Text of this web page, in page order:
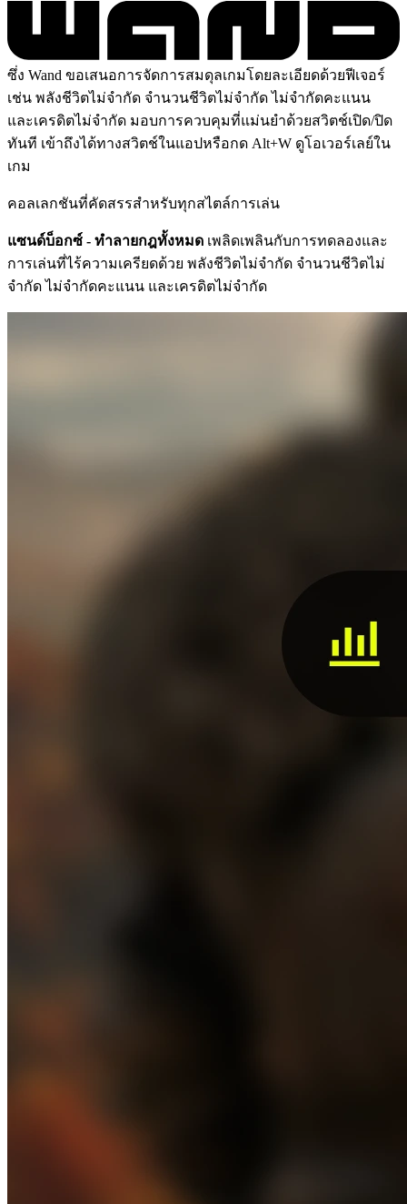
ซึ่ง Wand ขอเสนอการจัดการสมดุลเกมโดยละเอียดด้วยฟีเจอร์
เช่น พลังชีวิตไม่จำกัด จำนวนชีวิตไม่จำกัด ไม่จำกัดคะแนน
และเครดิตไม่จำกัด มอบการควบคุมที่แม่นยำด้วยสวิตช์เปิด/ปิด
ทันที เข้าถึงได้ทางสวิตช์ในแอปหรือกด Alt+W ดูโอเวอร์เลย์ใน
เกม
คอลเลกชันที่คัดสรรสำหรับทุกสไตล์การเล่น
แซนด์บ็อกซ์ - ทำลายกฎทั้งหมด เพลิดเพลินกับการทดลองและ
การเล่นที่ไร้ความเครียดด้วย พลังชีวิตไม่จำกัด จำนวนชีวิตไม่
จำกัด ไม่จำกัดคะแนน และเครดิตไม่จำกัด